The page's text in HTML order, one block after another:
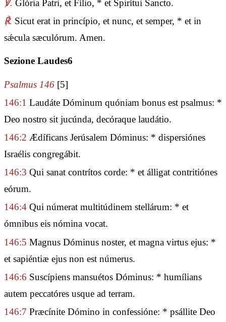
℣. Glória Patri, et Fílio, * et Spirítui Sancto.
℟. Sicut erat in princípio, et nunc, et semper, * et in
sǽcula sæculórum. Amen.
Sezione Laudes6
Psalmus 146 [5]
146:1 Laudáte Dóminum quóniam bonus est psalmus: *
Deo nostro sit jucúnda, decóraque laudátio.
146:2 Ædíficans Jerúsalem Dóminus: * dispersiónes
Israélis congregábit.
146:3 Qui sanat contrítos corde: * et álligat contritiónes
eórum.
146:4 Qui númerat multitúdinem stellárum: * et
ómnibus eis nómina vocat.
146:5 Magnus Dóminus noster, et magna virtus ejus: *
et sapiéntiæ ejus non est númerus.
146:6 Suscípiens mansuétos Dóminus: * humílians
autem peccatóres usque ad terram.
146:7 Præcínite Dómino in confessióne: * psállite Deo